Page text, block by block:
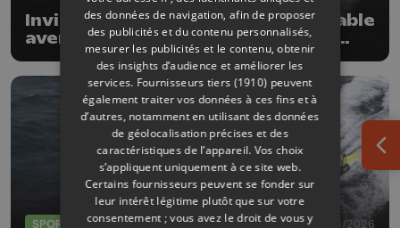
Invité Jonas Gerckens : la formidable
aventure et le duel incroyable du
Globe40
SPORTS 17/06/2026
des données de navigation, afin de proposer
des publicités et du contenu personnalisés,
mesurer les publicités et le contenu, obtenir
des insights d’audience et améliorer les
services. Fournisseurs tiers (1910) peuvent
également traiter vos données à ces fins et à
d’autres, notamment en utilisant des données
de géolocalisation précises et des
caractéristiques de l’appareil. Vos choix
s’appliquent uniquement à ce site web.
Certains fournisseurs peuvent se fonder sur
leur intérêt légitime plutôt que sur votre
consentement ; vous avez le droit de vous y